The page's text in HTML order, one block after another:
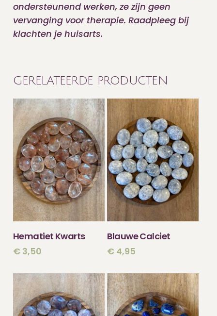
ondersteunend werken, ze zijn geen
vervanging voor therapie. Raadpleeg bij
klachten je huisarts.
GERELATEERDE PRODUCTEN
TOEVOEGEN
Hematiet Kwarts
€3,50
TOEVOEGEN
Blauwe Calciet
€ 4,95